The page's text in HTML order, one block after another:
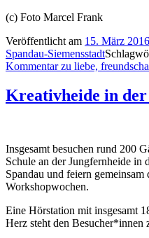
(c) Foto Marcel Frank
Veröffentlicht am 15. März 2016
Spandau-Siemensstadt
Kommentarzu liebe,
Kreativheide in
Insgesamt besuchen rund 200
Schule an der Jungfernheide in
Spandau und feiern
Workshopwochen.
Eine Hörstation mit insgesamt
Herz steht den Besucher*innen